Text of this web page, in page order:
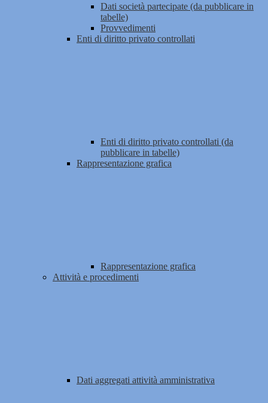
Dati società partecipate (da pubblicare in
tabelle)
Provvedimenti
Enti di diritto privato controllati
Enti di diritto privato controllati (da
pubblicare in tabelle)
Rappresentazione grafica
Rappresentazione grafica
Attività e procedimenti
Dati aggregati attività amministrativa